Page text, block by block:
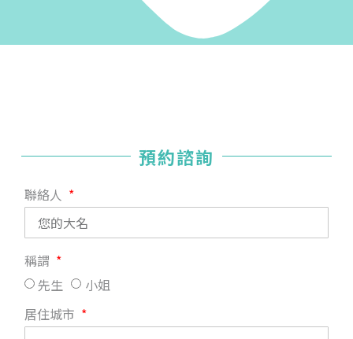
預約諮詢
聯絡人
稱謂
先生
小姐
居住城市